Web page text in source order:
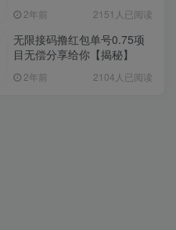
姆级教学
2年前 2151人已阅读
无限接码撸红包单号0.75项
目无偿分享给你【揭秘】
2年前 2104人已阅读